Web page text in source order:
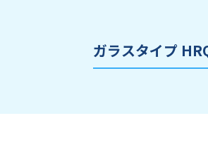
ガラスタイプ